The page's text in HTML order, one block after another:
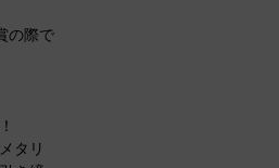
の際で
タリ